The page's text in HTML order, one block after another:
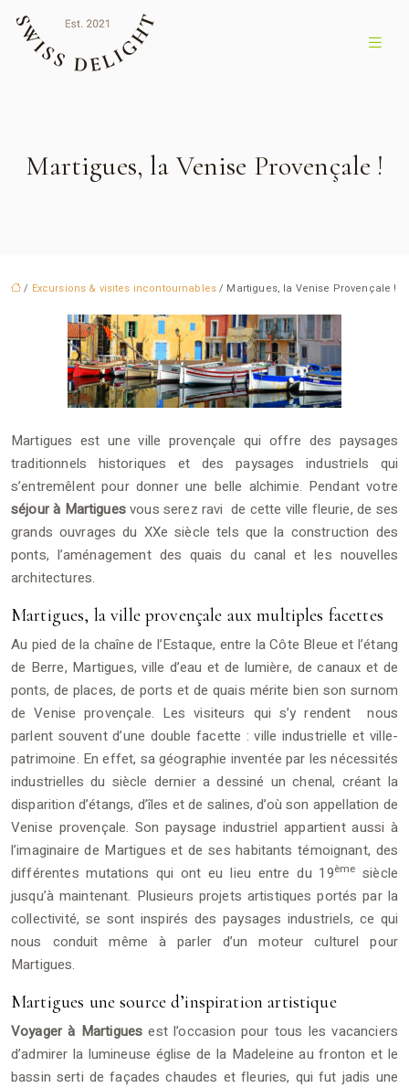
Martigues, la Venise Provençale !
/ Excursions & visites incontournables/ Martigues, la Venise Provençale !
Martigues est une ville provençale qui offre des paysages
traditionnels historiques et des paysages industriels qui
s’entremêlent pour donner une belle alchimie. Pendant votre
séjour à Martiguesvous serez ravi de cette ville fleurie, de ses
grands ouvrages du XXe siècle tels que la construction des
ponts, l’aménagement des quais du canal et les nouvelles
architectures.
Martigues, la ville provençale aux multiples facettes
Au pied de la chaîne de l’Estaque, entre la Côte Bleue et l’étang
de Berre, Martigues, ville d’eau et de lumière, de canaux et de
ponts, de places, de ports et de quais mérite bien son surnom
de Venise provençale. Les visiteurs qui s’y rendent nous
parlent souvent d’une double facette : ville industrielle et ville-
patrimoine. En effet, sa géographie inventée par les nécessités
industrielles du siècle dernier a dessiné un chenal, créant la
disparition d’étangs, d’îles et de salines, d’où son appellation de
Venise provençale. Son paysage industriel appartient aussi à
l’imaginaire de Martigues et de ses habitants témoignant, des
différentes mutations qui ont eu lieu entre du 19ème siècle
jusqu’à maintenant. Plusieurs projets artistiques portés par la
collectivité, se sont inspirés des paysages industriels, ce qui
nous conduit même à parler d’un moteur culturel pour
Martigues.
Martigues une source d’inspiration artistique
Voyager à Martigues est l’occasion pour tous les vacanciers
d’admirer la lumineuse église de la Madeleine au fronton et le
bassin serti de façades chaudes et fleuries, qui fut jadis une